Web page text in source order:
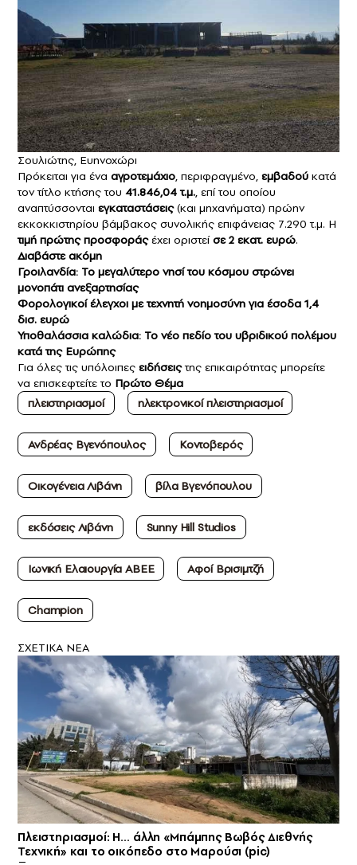
Σουλιώτης, Ευηνοχώρι
Πρόκειται για ένα αγροτεμάχιο, περιφραγμένο, εμβαδού κατά
τον τίτλο κτήσης του 41.846,04 τ.μ., επί του οποίου
αναπτύσσονται εγκαταστάσεις(και μηχανήματα) πρώην
εκκοκκιστηρίου βάμβακος συνολικής επιφάνειας 7.290 τ.μ. Η
τιμή πρώτης προσφοράςέχει οριστείσε 2 εκατ. ευρώ.
Διαβάστε ακόμη
Γροιλανδία: Το μεγαλύτερο νησί του κόσμου στρώνει
μονοπάτι ανεξαρτησίας
Φορολογικοί έλεγχοι με τεχνητή νοημοσύνη για έσοδα 1,4
δισ. ευρώ
Υποθαλάσσια καλώδια: Το νέο πεδίο του υβριδικού πολέμου
κατά της Ευρώπης
Για όλες τις υπόλοιπες ειδήσεις της επικαιρότητας μπορείτε
να επισκεφτείτε το Πρώτο Θέμα
πλειστηριασμοί
ηλεκτρονικοί πλειστηριασμοί
Ανδρέας Βγενόπουλος Κοντοβερός
Οικογένεια Λιβάνη βίλα Βγενόπουλου
εκδόσεις Λιβάνη Sunny Hill Studios
Ιωνική Ελαιουργία ΑΒΕΕ Αφοί Βρισιμτζή
Champion
ΣXETIKA NEA
Πλειστηριασμοί: Η… άλλη «Μπάμπης Βωβός Διεθνής
Τεχνική» και το οικόπεδο στο Μαρούσι (pic)